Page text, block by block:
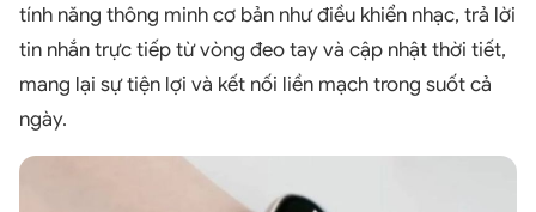
tính năng thông minh cơ bản như điều khiển nhạc, trả lời
tin nhắn trực tiếp từ vòng đeo tay và cập nhật thời tiết,
mang lại sự tiện lợi và kết nối liền mạch trong suốt cả
ngày.